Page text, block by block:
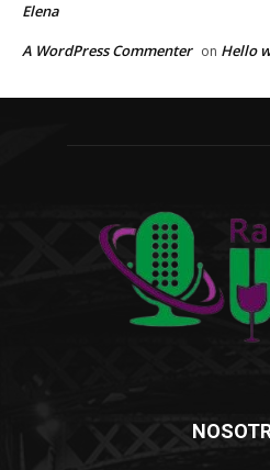
Elena
A WordPress Commenter on Hello